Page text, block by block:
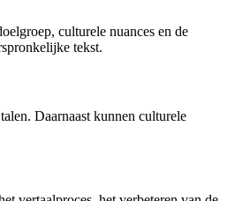
culturele nuances en de
tekst.
Daarnaast kunnen culturele